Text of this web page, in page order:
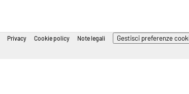
Privacy Cookie policy Note legali Gestisci preferenze